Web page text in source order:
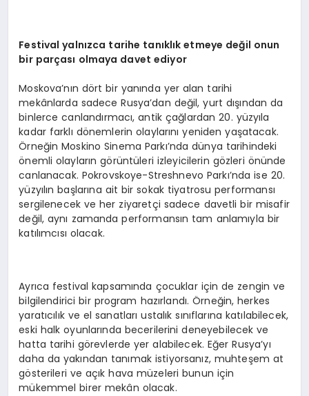
Festival yalnızca tarihe tanıklık etmeye değil onun
bir parçası olmaya davet ediyor
Moskova’nın dört bir yanında yer alan tarihi
mekânlarda sadece Rusya’dan değil, yurt dışından da
binlerce canlandırmacı, antik çağlardan 20. yüzyıla
kadar farklı dönemlerin olaylarını yeniden yaşatacak.
Örneğin Moskino Sinema Parkı’nda dünya tarihindeki
önemli olayların görüntüleri izleyicilerin gözleri önünde
canlanacak. Pokrovskoye-Streshnevo Parkı’nda ise 20.
yüzyılın başlarına ait bir sokak tiyatrosu performansı
sergilenecek ve her ziyaretçi sadece davetli bir misafir
değil, aynı zamanda performansın tam anlamıyla bir
katılımcısı olacak.
Ayrıca festival kapsamında çocuklar için de zengin ve
bilgilendirici bir program hazırlandı. Örneğin, herkes
yaratıcılık ve el sanatları ustalık sınıflarına katılabilecek,
eski halk oyunlarında becerilerini deneyebilecek ve
hatta tarihi görevlerde yer alabilecek. Eğer Rusya’yı
daha da yakından tanımak istiyorsanız, muhteşem at
gösterileri ve açık hava müzeleri bunun için
mükemmel birer mekân olacak.